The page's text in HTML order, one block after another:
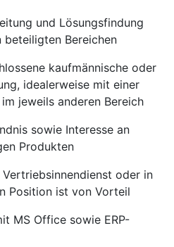
und Lösungsfindung
beteiligten Bereichen
kaufmännische oder
idealerweise mit einer
jeweils anderen Bereich
sowie Interesse an
Produkten
oder in
Position ist von Vorteil
MS Office sowie ERP-